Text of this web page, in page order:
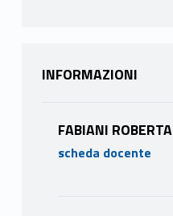
INFORMAZIONI
FABIANI ROBERTA
scheda docente